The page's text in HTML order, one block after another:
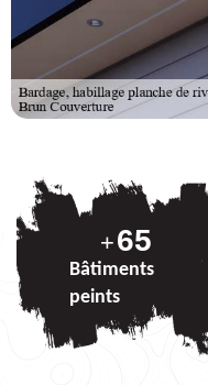
+80
Bâtiments
peints